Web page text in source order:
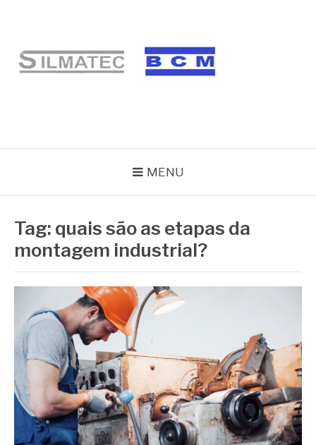
conteúdo
MENU
Tag: quais são as etapas da
montagem industrial?